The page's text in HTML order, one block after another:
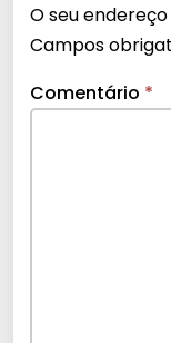
O seu
Campos
Comentário *